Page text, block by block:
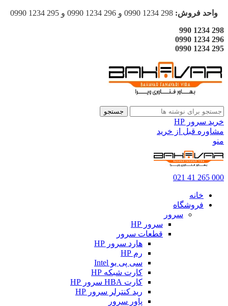
واحد فروش:
298 1234 990
296 1234 0990
295 1234 0990
جستجو
خرید سرور HP
مشاوره قبل از خرید
منو
000 265 41 021
خانه
فروشگاه
سرور
سرور HP
قطعات سرور
هارد سرور HP
رم HP
سی پی یو Intel
کارت شبکه HP
کارت HBA سرور HP
رید کنترلر سرور HP
پاور سرور